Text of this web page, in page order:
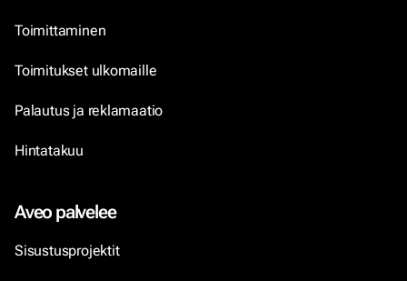
Toimittaminen
Toimitukset ulkomaille
Palautus ja reklamaatio
Hintatakuu
Aveo palvelee
Sisustusprojektit